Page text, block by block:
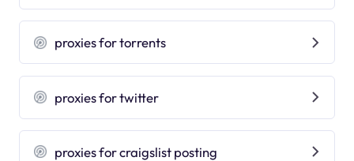
proxies for torrents
proxies for twitter
proxies for craigslist posting